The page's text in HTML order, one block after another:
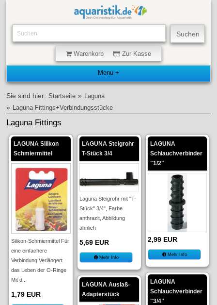
Warenkorb Zur Kasse
Sie sind hier: Startseite » Laguna
» Laguna Fittings+Verbindungsstücke
Laguna Fittings
LAGUNA Silikon
Schmiermittel
Silikon-Schmiermittel Für
eine einfachere
Verbindung Verlängert
das Leben der O-Ringe
Mit d...
1,79 EUR
LAGUNA Steigrohr
T-Stück 3/4
Laguna Steigrohr mit "T-
Stück" 3/4", Farbe
anthrazit, Abbildung
ähnlich
5,69 EUR
Mehr Info
LAGUNA Auslaß-
Adapterstück
LAGUNA
Schlauchverbinder
"1/2"
2,99 EUR
Mehr Info
LAGUNA
Schlauchverbinder
"3/4"